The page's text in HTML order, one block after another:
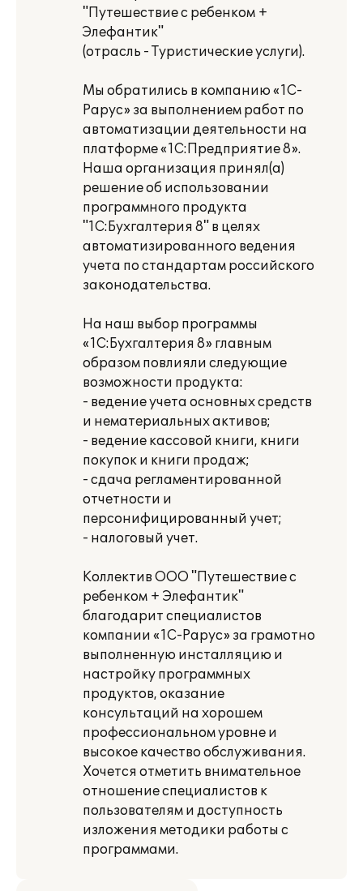
"Путешествие с ребенком +
Элефантик"
(отрасль - Туристические услуги).
Мы обратились в компанию «1С-
Рарус» за выполнением работ по
автоматизации деятельности на
платформе «1С:Предприятие 8».
Наша организация принял(а)
решение об использовании
программного продукта
"1С:Бухгалтерия 8" в целях
автоматизированного ведения
учета по стандартам российского
законодательства.
На наш выбор программы
«1С:Бухгалтерия 8» главным
образом повлияли следующие
возможности продукта:
- ведение учета основных средств
и нематериальных активов;
- ведение кассовой книги, книги
покупок и книги продаж;
- сдача регламентированной
отчетности и
персонифицированный учет;
- налоговый учет.
Коллектив ООО "Путешествие с
ребенком + Элефантик"
благодарит специалистов
компании «1С-Рарус» за грамотно
выполненную инсталляцию и
настройку программных
продуктов, оказание
консультаций на хорошем
профессиональном уровне и
высокое качество обслуживания.
Хочется отметить внимательное
отношение специалистов к
пользователям и доступность
изложения методики работы с
программами.